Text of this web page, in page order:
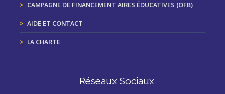
CAMPAGNE DE FINANCEMENT AIRES ÉDUCATIVES (OFB)
AIDE ET CONTACT
LA CHARTE
Réseaux Sociaux